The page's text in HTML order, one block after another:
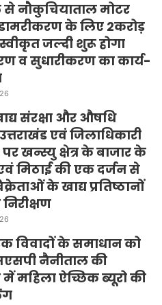
नौकुचियाताल मोटर
डामरीकरण के लिए 2करोड़
जल्दी शुरू होगा
व सुधारीकरण का कार्य-
संरक्षा और औषधि
एवं जिलाधिकारी
खन्स्यु क्षेत्र के बाजार के
मिठाई की एक दर्जन से
के खाद्य प्रतिष्ठानों
विवादों के समाधान को
नैनीताल की
में महिला ऐच्छिक ब्यूरो की